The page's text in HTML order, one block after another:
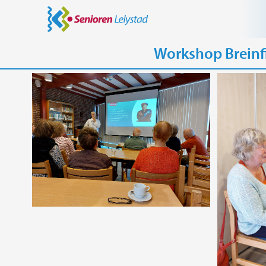
Workshop